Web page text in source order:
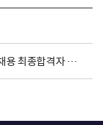
국립이천호국원 공무직 근로자 채용 최종합격자 발표